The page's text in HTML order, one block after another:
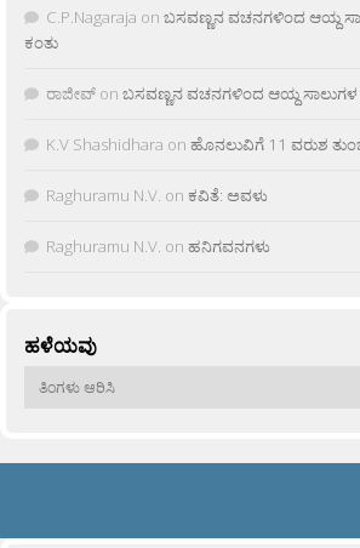
C.P.Nagaraja on ಬಸವಣ್ಣನ ವಚನಗಳಿಂದ ಆಯ್ದ
ಕಂತು
ರಾಜೀವ್ on ಬಸವಣ್ಣನ ವಚನಗಳಿಂದ ಆಯ್ದ
K.V Shashidhara on ಹೊನಲುವಿಗೆ 11 ವರುಶ
Raghuramu N.V. on ಕವಿತೆ: ಅವಳು
Raghuramu N.V. on ಹನಿಗವನಗಳು
ಹಳೆಯವು
ಹಳೆಯವು